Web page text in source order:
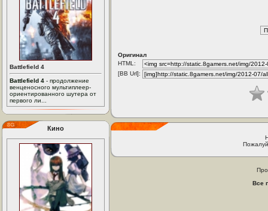
Battlefield 4
Battlefield 4 - продолжение
венценосного мультиплеер-
ориентированного шутера от
первого ли...
Кино
Оригинал
HTML:
[BB Url]:
Все